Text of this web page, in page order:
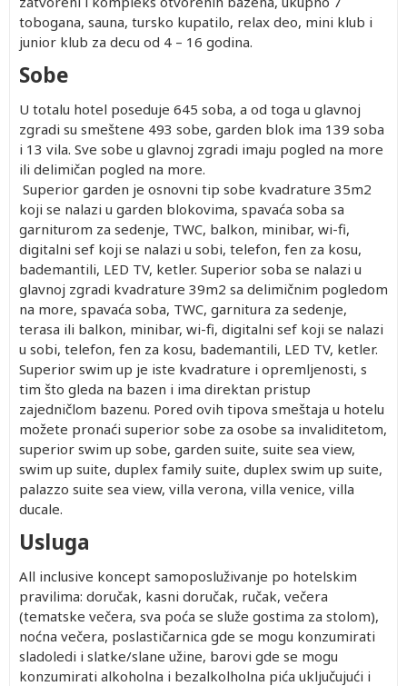
tobogana, sauna, tursko kupatilo, relax deo, mini klub i
junior klub za decu od 4 – 16 godina.
Sobe
U totalu hotel poseduje 645 soba, a od toga u glavnoj
zgradi su smeštene 493 sobe, garden blok ima 139 soba
i 13 vila. Sve sobe u glavnoj zgradi imaju pogled na more
ili delimičan pogled na more.
Superior garden je osnovni tip sobe kvadrature 35m2
koji se nalazi u garden blokovima, spavaća soba sa
garniturom za sedenje, TWC, balkon, minibar, wi-fi,
digitalni sef koji se nalazi u sobi, telefon, fen za kosu,
bademantili, LED TV, ketler. Superior soba se nalazi u
glavnoj zgradi kvadrature 39m2 sa delimičnim pogledom
na more, spavaća soba, TWC, garnitura za sedenje,
terasa ili balkon, minibar, wi-fi, digitalni sef koji se nalazi
u sobi, telefon, fen za kosu, bademantili, LED TV, ketler.
Superior swim up je iste kvadrature i opremljenosti, s
tim što gleda na bazen i ima direktan pristup
zajedničlom bazenu. Pored ovih tipova smeštaja u hotelu
možete pronaći superior sobe za osobe sa invaliditetom,
superior swim up sobe, garden suite, suite sea view,
swim up suite, duplex family suite, duplex swim up suite,
palazzo suite sea view, villa verona, villa venice, villa
ducale.
Usluga
All inclusive koncept samoposluživanje po hotelskim
pravilima: doručak, kasni doručak, ručak, večera
(tematske večera, sva poća se služe gostima za stolom),
noćna večera, poslastičarnica gde se mogu konzumirati
sladoledi i slatke/slane užine, barovi gde se mogu
konzumirati alkoholna i bezalkolholna pića uključujući i